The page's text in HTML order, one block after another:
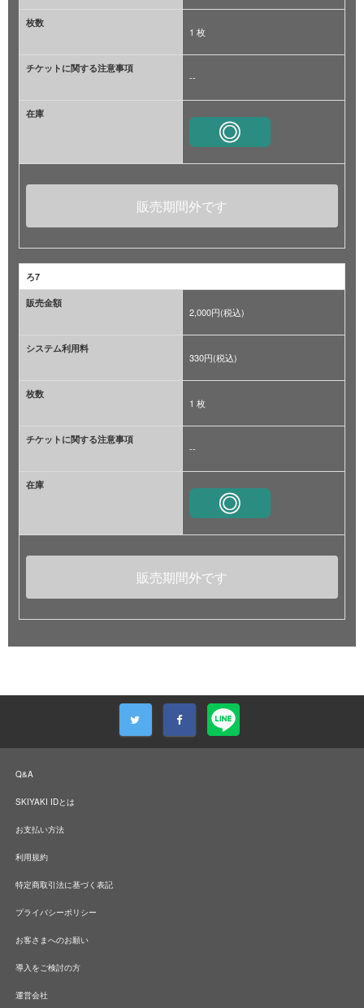
枚数
1 枚
チケットに関する注意事項
--
在庫
販売期間外です
ろ7
販売金額
2,000円(税込)
システム利用料
330円(税込)
枚数
1 枚
チケットに関する注意事項
--
在庫
販売期間外です
Q&A
SKIYAKI IDとは
お支払い方法
利用規約
特定商取引法に基づく表記
プライバシーポリシー
お客さまへのお願い
導入をご検討の方
運営会社